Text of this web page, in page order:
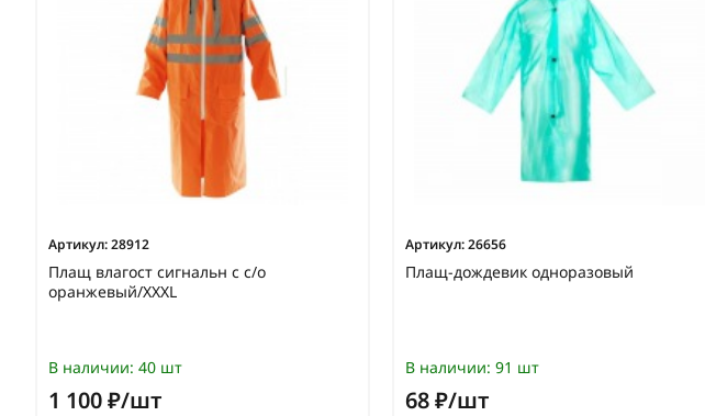
Артикул:28912
Плащ влагост сигнальн с с/о
оранжевый/XXXL
В наличии: 40 шт
1 100 ₽/шт
Артикул:26656
Плащ-дождевик одноразовый
В наличии: 91 шт
68 ₽/шт